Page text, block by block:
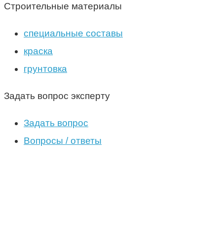
Строительные материалы
специальные составы
краска
грунтовка
Задать вопрос эксперту
Задать вопрос
Вопросы / ответы